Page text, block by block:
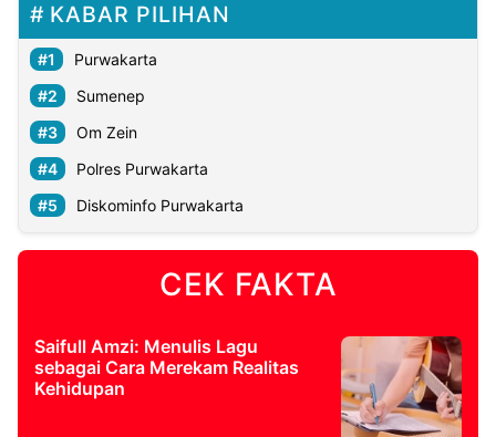
KABAR PILIHAN
Purwakarta
Sumenep
Om Zein
Polres Purwakarta
Diskominfo Purwakarta
CEK FAKTA
Saifull Amzi: Menulis Lagu
sebagai Cara Merekam Realitas
Kehidupan